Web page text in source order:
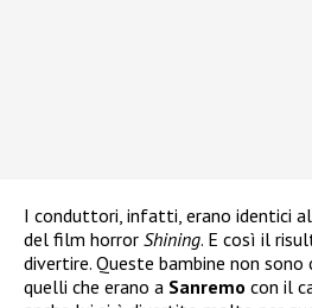
I conduttori, infatti, erano identici
del film horror Shining. E così il
divertire. Queste bambine non
quelli che erano a Sanremo con il